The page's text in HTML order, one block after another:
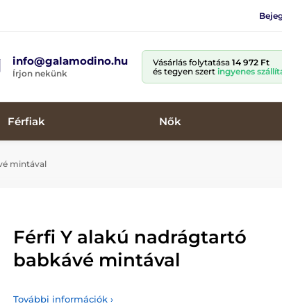
info@galamodino.hu
Írjon nekünk
Vásárlás folytatása 14 972 Ft
és tegyen szert ingyenes
Férfiak Nők
mintával
Férfi Y alakú nadrágtartó
babkávé mintával
További információk ›